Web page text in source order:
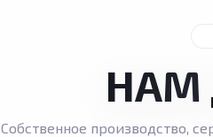
НАМ
Собственное производство,